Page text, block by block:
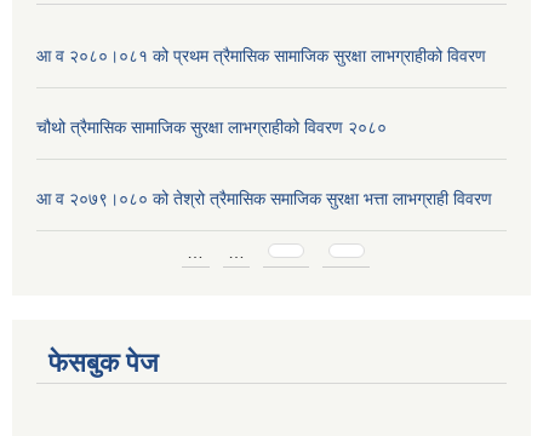
आ व २०८०।०८१ को प्रथम त्रैमासिक सामाजिक सुरक्षा लाभग्राहीको विवरण
चौथो त्रैमासिक सामाजिक सुरक्षा लाभग्राहीको विवरण २०८०
आ व २०७९।०८० को तेश्रो त्रैमासिक समाजिक सुरक्षा भत्ता लाभग्राही विवरण
फेसबुक पेज